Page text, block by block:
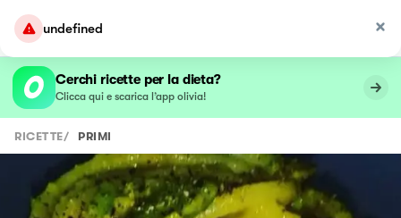
undefined
Cerchi ricette per la dieta?
Clicca qui e scarica l’app olivia!
RICETTE/ PRIMI